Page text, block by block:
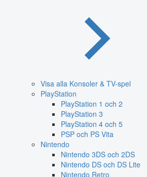
Visa alla Konsoler & TV-spel
PlayStation
PlayStation 1 och 2
PlayStation 3
PlayStation 4 och 5
PSP och PS Vita
Nintendo
Nintendo 3DS och 2DS
Nintendo DS och DS Lite
Nintendo Retro